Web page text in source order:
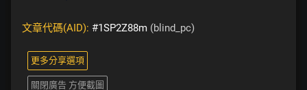
文章代碼(AID): #1SP2Z88m (blind_pc)
更多分享選項
關閉廣告 方便截圖